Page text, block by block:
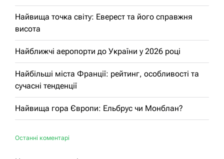
Найвища точка світу: Еверест та його справжня
висота
Найближчі аеропорти до України у 2026 році
Найбільші міста Франції: рейтинг, особливості та
сучасні тенденції
Найвища гора Європи: Ельбрус чи Монблан?
Останні коментарі